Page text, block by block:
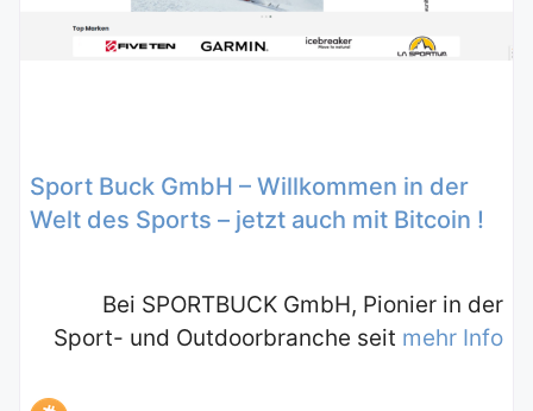
Sport Buck GmbH – Willkommen in der
Welt des Sports – jetzt auch mit Bitcoin !
Bei SPORTBUCK GmbH, Pionier in der
Sport- und Outdoorbranche seit mehr Info